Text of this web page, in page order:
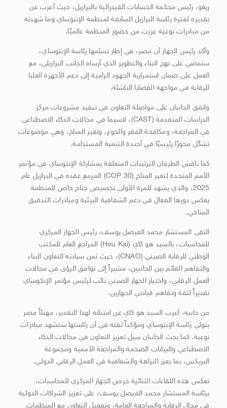
ريغو، رئيس محكمة الحسابات الفيدرالية بالبرازيل، حيث أعرب عن
تقديره لفترة رئاسة البرازيل السابقة لمنظمة الإنتوساي وما شهدته
من مبادرات نوعية عززت من حضور المنظمة عالميًا.
وأكد رئيس الجهاز أن مصر، في إطار تسلمها رئاسة الإنتوساي،
ستمضي على نهج البناء والتطوير الذي أرساه الجانب البرازيلي، مع
العمل على ضمان استمرارية الجهود الرامية إلى دعم الأجهزة العليا
للرقابة في مواجهة القضايا الناشئة.
واتفق الجانبان على مواصلة التعاون في تنفيذ مشروعات مركز
الدراسات المتقدمة (CAST)، لاسيما في مجالات الذكاء الاصطناعي
في المراجعة، ومكافحة الفقر والجوع، وتغير المناخ، وهي موضوعات
تشكّل محورًا رئيسيًا في أجندة التنمية المستدامة.
كما ناقش الطرفان الترتيبات المتعلقة بمشاركة الإنتوساي في مؤتمر
الأمم المتحدة لتغير المناخ (COP 30) المزمع عقده في البرازيل عام
2025، والذي يشهد للمرة الأولى تخصيص جناح خاص للمنظمة
يعكس دورها الفعال في دعم الشفافية البيئية ومبادرات التدقيق
المناخي.
التقى المستشار محمد الفيصل يوسف، رئيس الجهاز المركزي
للمحاسبات، بالسيد هو كاي (Hou Kai) المراجع العام للمكتب
الوطني للرقابة الصيني (CNAO)، حيث ثمن سيادته التعاون البناء
والتفاهم القائم بين الجانبين، مشيراً إلى توافق الرؤى في مجالات
العمل الرقابي، واختيار الجهاز الصيني نائب لرئيس مؤتمر الإنكوساي
تقديراً لثقة وتفاهم قيادتي الجهازين.
من جانبه، أعرب السيد هو كاي عن امتنانه لهذا التقدير، مهنئاً مصر
بتولي رئاسة الإنتوساي ومؤكداً ثقته في أن رئاستها ستشهد مبادرات
نوعية. كما بحث الجانبان سبل تعزيز التعاون في مجالات الذكاء
الاصطناعي والبيانات الضخمة والمراجعة الأممية ومجموعة
البريكس، بما يعزز النزاهة والشفافية في العمل الرقابي الدولي.
تعكس هذه اللقاءات الثنائية حرص الجهاز المركزي للمحاسبات،
برئاسة المستشار محمد الفيصل يوسف، على تعزيز الشراكات الدولية
في مجال الرقابة والمراجعة العامة، وتفعيل التعاون مع المنظمات